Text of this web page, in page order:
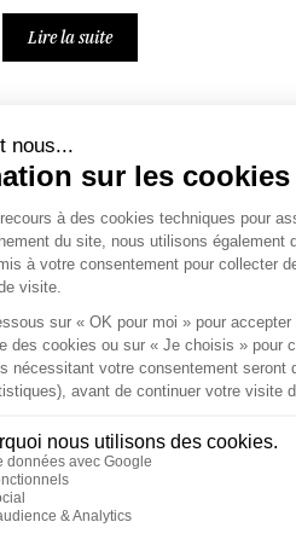
Lire la suite
Écosystème